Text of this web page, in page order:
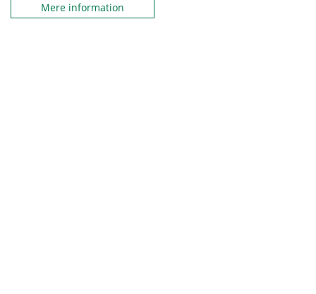
Mere information